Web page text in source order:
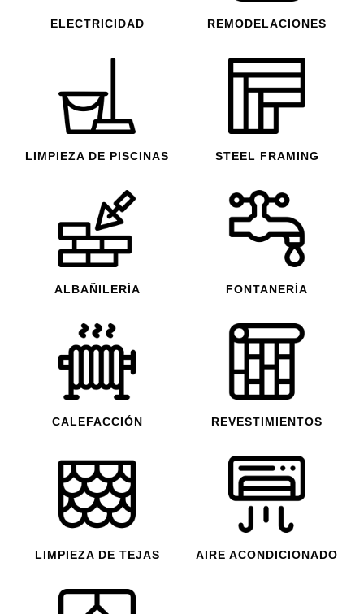
ELECTRICIDAD
LIMPIEZA DE PISCINAS
REMODELACIONES
STEEL FRAMING
ALBAÑILERÍA
CALEFACCIÓN
LIMPIEZA DE TEJAS
FONTANERÍA
REVESTIMIENTOS
AIRE ACONDICIONADO